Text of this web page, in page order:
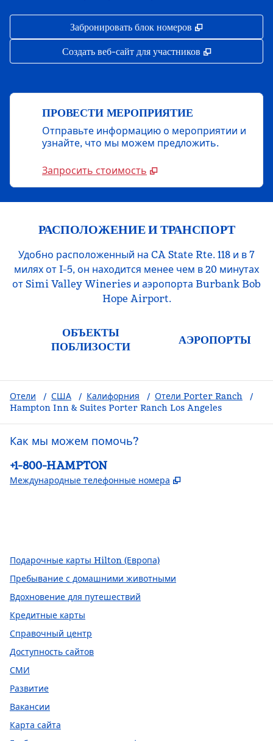
Забронировать блок номеров ,
Создать веб-сайт для участников ,
ПРОВЕСТИ МЕРОПРИЯТИЕ
Отправьте информацию о мероприятии и
узнайте, что мы можем предложить.
Запросить стоимость
РАСПОЛОЖЕНИЕ И ТРАНСПОРТ
Удобно расположенный на CA State Rte. 118 и в 7
милях от I-5, он находится менее чем в 20 минутах
от Simi Valley Wineries и аэропорта Burbank Bob
Hope Airport.
ОБЪЕКТЫ
ПОБЛИЗОСТИ
АЭРОПОРТЫ
Отели / США / Калифорния / Отели Porter Ranch
/
Hampton Inn & Suites Porter Ranch Los Angeles
Как мы можем помочь?
Телефон:
+1-800-HAMPTON
Международные телефонные номера ,
Подарочные карты Hilton (Европа)
Пребывание с домашними животными
Вдохновение для путешествий
Кредитные карты
Справочный центр
Доступность сайтов
СМИ
Развитие
Вакансии
Карта сайта